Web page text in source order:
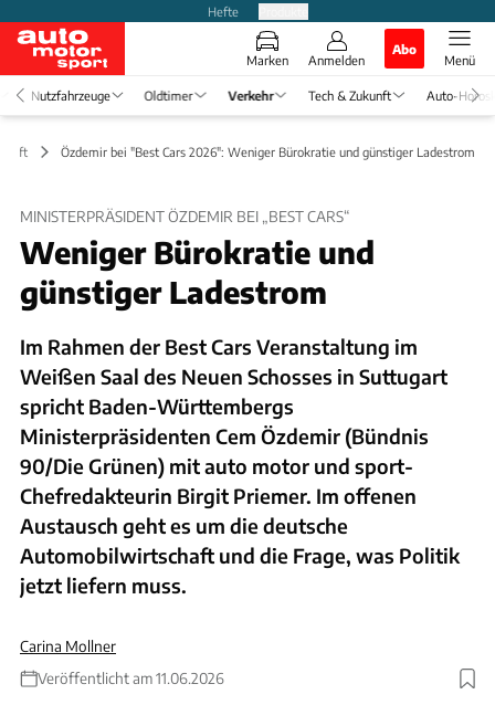
Hefte
Marken Anmelden
Abo
Menü
Nutzfahrzeuge Oldtimer Verkehr Tech & Zukunft Auto-
Özdemir bei "Best Cars 2026": Weniger Bürokratie und günstiger Ladestrom
MINISTERPRÄSIDENT ÖZDEMIR BEI „BEST CARS“
Weniger Bürokratie und
günstiger Ladestrom
Im Rahmen der Best Cars Veranstaltung im
Weißen Saal des Neuen Schosses in Suttugart
spricht Baden-Württembergs
Ministerpräsidenten Cem Özdemir (Bündnis
90/Die Grünen) mit auto motor und sport-
Chefredakteurin Birgit Priemer. Im offenen
Austausch geht es um die deutsche
Automobilwirtschaft und die Frage, was Politik
jetzt liefern muss.
Carina Mollner
Veröffentlicht am 11.06.2026